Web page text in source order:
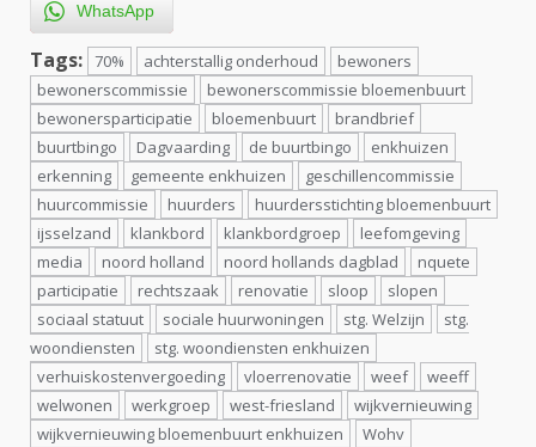
WhatsApp
Tags: 70% achterstallig onderhoud
bewoners
bewonerscommissie
bewonerscommissie bloemenbuurt
bewonersparticipatie
bloemenbuurt
brandbrief
buurtbingo
Dagvaarding de buurtbingo
enkhuizen
erkenning
gemeente enkhuizen
geschillencommissie
huurcommissie
huurders
huurdersstichting bloemenbuurt
ijsselzand
klankbord klankbordgroep
leefomgeving
media
noord holland noord hollands dagblad
nquete
participatie
rechtszaak renovatie sloop
slopen
sociaal statuut
sociale huurwoningen stg. Welzijn
stg.
woondiensten
stg. woondiensten enkhuizen
verhuiskostenvergoeding
vloerrenovatie weef
weeff
welwonen
werkgroep west-friesland
wijkvernieuwing
wijkvernieuwing bloemenbuurt enkhuizen
Wohv